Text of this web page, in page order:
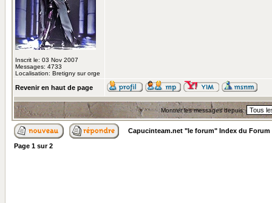
Inscrit le: 03 Nov 2007
Messages: 4733
Localisation: Bretigny sur orge
Revenir en haut de page
Montrer les messages depuis:
Capucinteam.net "le forum" Index du Forum
Page 1 sur2